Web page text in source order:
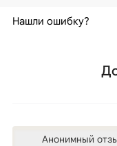
Нашли ошибку?
Анонимный